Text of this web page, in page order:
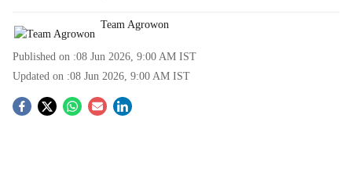
Team Agrowon
Published on :08 Jun 2026, 9:00 AM IST
Updated on :08 Jun 2026, 9:00 AM IST
S